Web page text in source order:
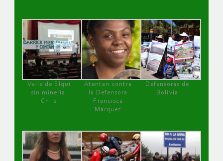
Valle de Elqui
sin minería.
Chile
Atentan contra
la Defensora
Francisca
Márquez
Defensoras de
Bolivia